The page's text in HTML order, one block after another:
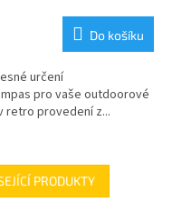
Do košíku
určení
pro vaše outdoorové
retro provedení z...
PRODUKTY